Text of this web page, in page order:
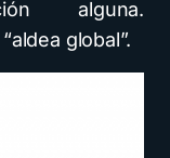
alguna.
global”.